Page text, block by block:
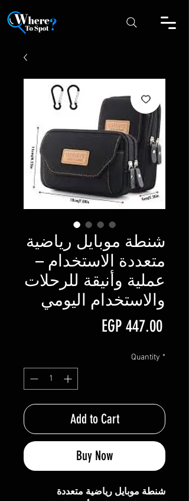
شنطة موبايل رياضية
متعددة الاستخدام –
عملية وأنيقة للرحلات
والاستخدام اليومي
EGP 447.00Price
Quantity *
Add to Cart
Buy Now
شنطة موبايل رياضية متعددة